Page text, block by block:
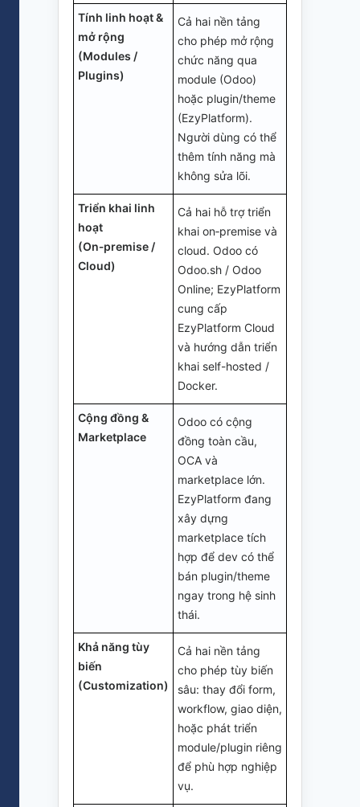
Tính linh hoạt &
mở rộng
(Modules /
Plugins)
Cả hai nền tảng
cho phép mở rộng
chức năng qua
module (Odoo)
hoặc plugin/theme
(EzyPlatform).
Người dùng có thể
thêm tính năng mà
không sửa lõi.
Triển khai linh
hoạt
(On‑premise /
Cloud)
Cả hai hỗ trợ triển
khai on‑premise và
cloud. Odoo có
Odoo.sh / Odoo
Online; EzyPlatform
cung cấp
EzyPlatform Cloud
và hướng dẫn triển
khai self-hosted /
Docker.
Cộng đồng &
Marketplace
Odoo có cộng
đồng toàn cầu,
OCA và
marketplace lớn.
EzyPlatform đang
xây dựng
marketplace tích
hợp để dev có thể
bán plugin/theme
ngay trong hệ sinh
thái.
Khả năng tùy
biến
(Customization)
Cả hai nền tảng
cho phép tùy biến
sâu: thay đổi form,
workflow, giao diện,
hoặc phát triển
module/plugin riêng
để phù hợp nghiệp
vụ.